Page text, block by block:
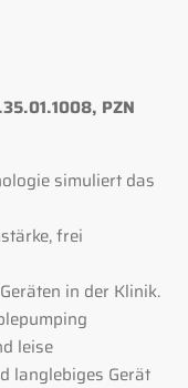
PZN
simuliert das
frei
in der Klinik.
leise
langlebiges Gerät